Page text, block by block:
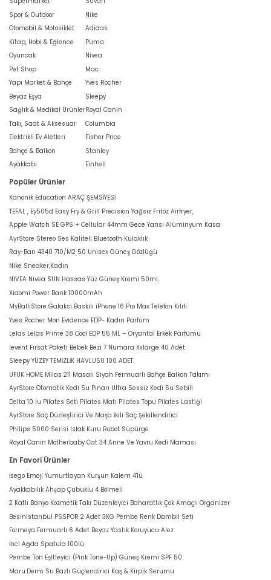
Spor & Outdoor
Otomobil & Motosiklet
Kitap, Hobi & Eğlence
Oyuncak
Pet Shop
Yapı Market & Bahçe
Beyaz Eşya
Sağlık & Medikal Ürünler
Takı, Saat & Aksesuar
Elektrikli Ev Aletleri
Bahçe & Balkon
Ayakkabı
Nike
Adidas
Puma
Nivea
Mac
Yves Rocher
Sleepy
Royal Canin
Columbia
Fisher Price
Stanley
Einhell
Popüler Ürünler
Kanonik Education ARAÇ ŞEMSİYESİ
TEFAL , Ey505d Easy Fry & Grill Precision Yağsız Fritöz Airfryer,
Apple Watch SE GPS + Cellular 44mm Gece Yarısı Alüminyum Kasa
AyrStore Stereo Ses Kaliteli Bluetooth Kulaklık
Ray-Ban 4340 710/M2 50 Unisex Güneş Gözlüğü
Nike Sneaker,Kadın
NIVEA Nivea SUN Hassas Yüz Güneş Kremi 50ml,
Xiaomi Power Bank 10000mAh
MyBalliStore Galaksi Baskılı iPhone 16 Pro Max Telefon Kılıfı
Yves Rocher Mon Evidence EDP- Kadın Parfüm
Lelas Lelas Prime 38 Cool EDP 55 ML – Oryantal Erkek Parfümü
levent Fırsat Paketi Bebek Bezi 7 Numara Xxlarge 40 Adet
Sleepy YÜZEY TEMİZLİK HAVLUSU 100 ADET
UFUK HOME Milas 211 Masalı Siyah Fermuarlı Bahçe Balkon Takımı
AyrStore Otomatik Kedi Su Pınarı Ultra Sessiz Kedi Su Sebili
Delta 10 lu Pilates Seti Pilates Matı Pilates Topu Pilates Lastiği
AyrStore Saç Düzleştirici Ve Maşa İkili Saç Şekillendirici
Philips 5000 Serisi Islak Kuru Robot Süpürge
Royal Canin Motherbaby Cat 34 Anne Ve Yavru Kedi Maması
En Favori Ürünler
İsego Emoji Yumurtlayan Kurşun Kalem 4'lü
Ayakkabılık Ahşap Çubuklu 4 Bölmeli
2 Katlı Banyo Kozmetik Takı Düzenleyici Baharatlık Çok Amaçlı Organizer
Besinistanbul PSSPOR 2 Adet 3KG Pembe Renk Dambıl Seti
Formeya Fermuarlı 6 Adet Beyaz Yastık Koruyucu Alez
İnci Ağda Spatula 100lü
Pembe Ton Eşitleyici (Pink Tone-Up) Güneş Kremi SPF 50
Maru.Derm Su Bazlı Güçlendirici Kaş & Kirpik Serumu